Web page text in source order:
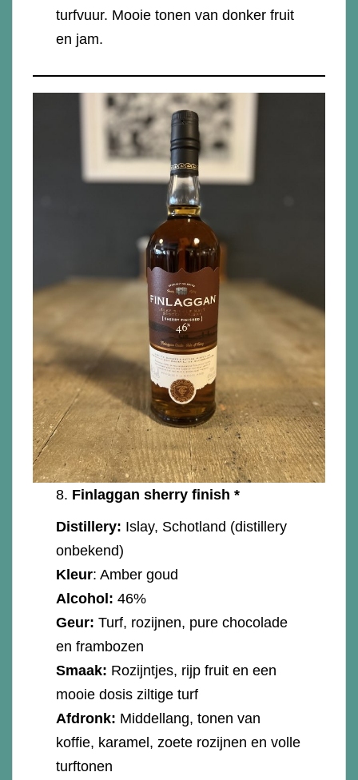
turfvuur. Mooie tonen van donker fruit
en jam.
8. Finlaggan sherry finish *
Distillery: Islay, Schotland (distillery
onbekend)
Kleur: Amber goud
Alcohol: 46%
Geur: Turf, rozijnen, pure chocolade
en frambozen
Smaak: Rozijntjes, rijp fruit en een
mooie dosis ziltige turf
Afdronk: Middellang, tonen van
koffie, karamel, zoete rozijnen en volle
turftonen